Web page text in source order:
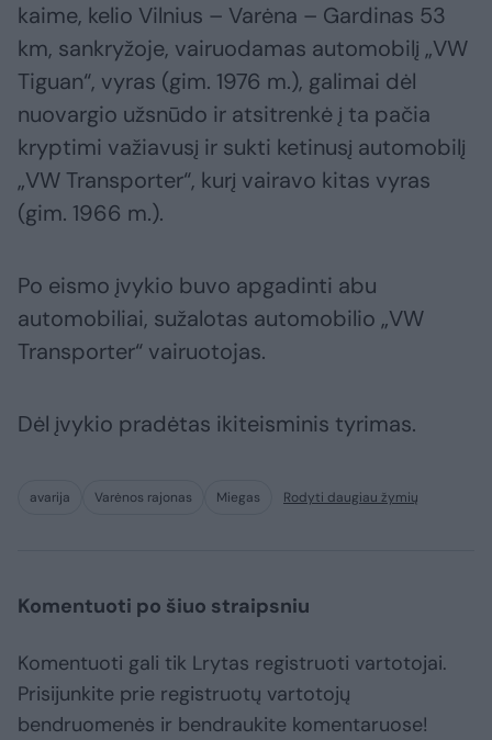
kaime, kelio Vilnius – Varėna – Gardinas 53
km, sankryžoje, vairuodamas automobilį „VW
Tiguan“, vyras (gim. 1976 m.), galimai dėl
nuovargio užsnūdo ir atsitrenkė į ta pačia
kryptimi važiavusį ir sukti ketinusį automobilį
„VW Transporter“, kurį vairavo kitas vyras
(gim. 1966 m.).
Po eismo įvykio buvo apgadinti abu
automobiliai, sužalotas automobilio „VW
Transporter“ vairuotojas.
Dėl įvykio pradėtas ikiteisminis tyrimas.
avarija Varėnos rajonas Miegas Rodyti daugiau žymių
Komentuoti po šiuo straipsniu
Komentuoti gali tik Lrytas registruoti vartotojai.
Prisijunkite prie registruotų vartotojų
bendruomenės ir bendraukite komentaruose!